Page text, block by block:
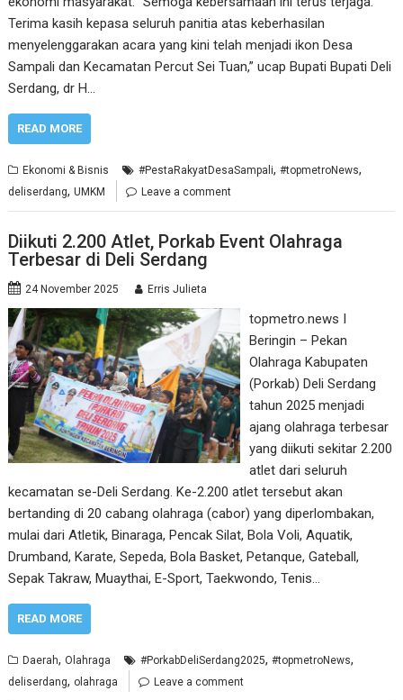
Terima kasih kepasa seluruh panitia atas keberhasilan
menyelenggarakan acara yang kini telah menjadi ikon Desa
Sampali dan Kecamatan Percut Sei Tuan,” ucap Bupati Bupati Deli
Serdang, dr H…
READ MORE
Ekonomi & Bisnis #PestaRakyatDesaSampali,#topmetroNews,
deliserdang,UMKM Leave a comment
Diikuti 2.200 Atlet, Porkab Event Olahraga
Terbesar di Deli Serdang
24 November 2025 Erris Julieta
topmetro.news I
Beringin – Pekan
Olahraga Kabupaten
(Porkab) Deli Serdang
tahun 2025 menjadi
ajang olahraga terbesar
yang diikuti sekitar 2.200
atlet dari seluruh
kecamatan se-Deli Serdang. Ke-2.200 atlet tersebut akan
bertanding di 20 cabang olahraga (cabor) yang diperlombakan,
mulai dari Atletik, Binaraga, Pencak Silat, Bola Voli, Aquatik,
Drumband, Karate, Sepeda, Bola Basket, Petanque, Gateball,
Sepak Takraw, Muaythai, E-Sport, Taekwondo, Tenis…
READ MORE
Daerah,Olahraga #PorkabDeliSerdang2025,#topmetroNews,
deliserdang, olahraga Leave a comment